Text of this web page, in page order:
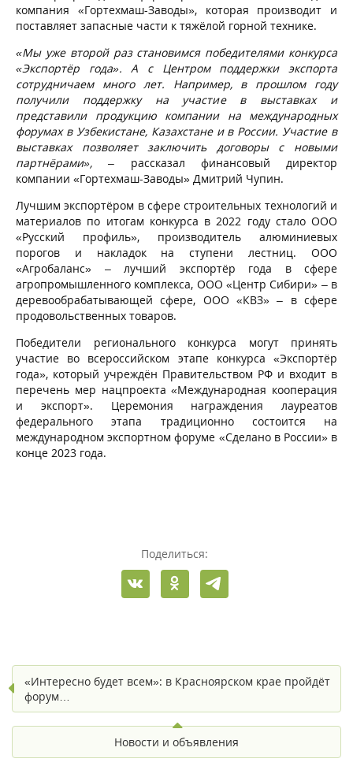
компания «Гортехмаш-Заводы», которая производит и
поставляет запасные части к тяжёлой горной технике.
«Мы уже второй раз становимся победителями конкурса
«Экспортёр года». А с Центром поддержки экспорта
сотрудничаем много лет. Например, в прошлом году
получили поддержку на участие в выставках и
представили продукцию компании на международных
форумах в Узбекистане, Казахстане и в России. Участие в
выставках позволяет заключить договоры с новыми
партнёрами»,– рассказал финансовый директор
компании «Гортехмаш-Заводы» Дмитрий Чупин.
Лучшим экспортёром в сфере строительных технологий и
материалов по итогам конкурса в 2022 году стало ООО
«Русский профиль», производитель алюминиевых
порогов и накладок на ступени лестниц. ООО
«Агробаланс» – лучший экспортёр года в сфере
агропромышленного комплекса, ООО «Центр Сибири» – в
деревообрабатывающей сфере, ООО «КВЗ» – в сфере
продовольственных товаров.
Победители регионального конкурса могут принять
участие во всероссийском этапе конкурса «Экспортёр
года», который учреждён Правительством РФ и входит в
перечень мер нацпроекта «Международная кооперация
и экспорт». Церемония награждения лауреатов
федерального этапа традиционно состоится на
международном экспортном форуме «Сделано в России» в
конце 2023 года.
Поделиться:
«Интересно будет всем»: в Красноярском крае пройдёт
форум…
Новости и объявления